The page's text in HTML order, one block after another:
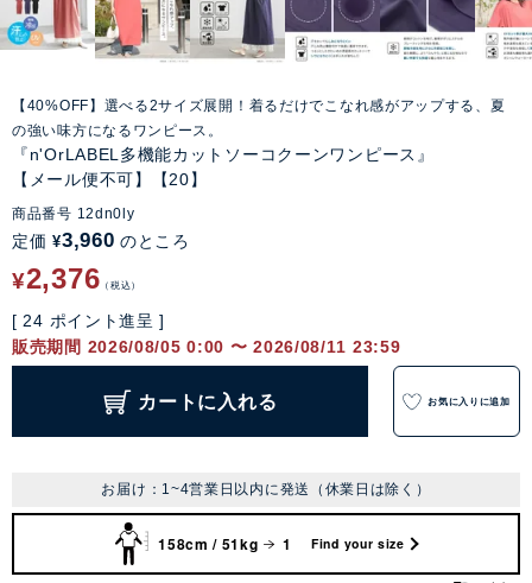
【40%OFF】選べる2サイズ展開！着るだけでこなれ感がアップする、夏
の強い味方になるワンピース。
『n'OrLABEL多機能カットソーコクーンワンピース』
【メール便不可】【20】
商品番号 12dn0ly
定価 ¥3,960 のところ
¥2,376 税込
[ 24 ポイント進呈 ]
販売期間 2026/08/05 0:00 〜 2026/08/11 23:59
カートに入れる お気に入りに追加
お届け：1~4営業日以内に発送（休業日は除く）
158cm / 51kg 1 Find your size